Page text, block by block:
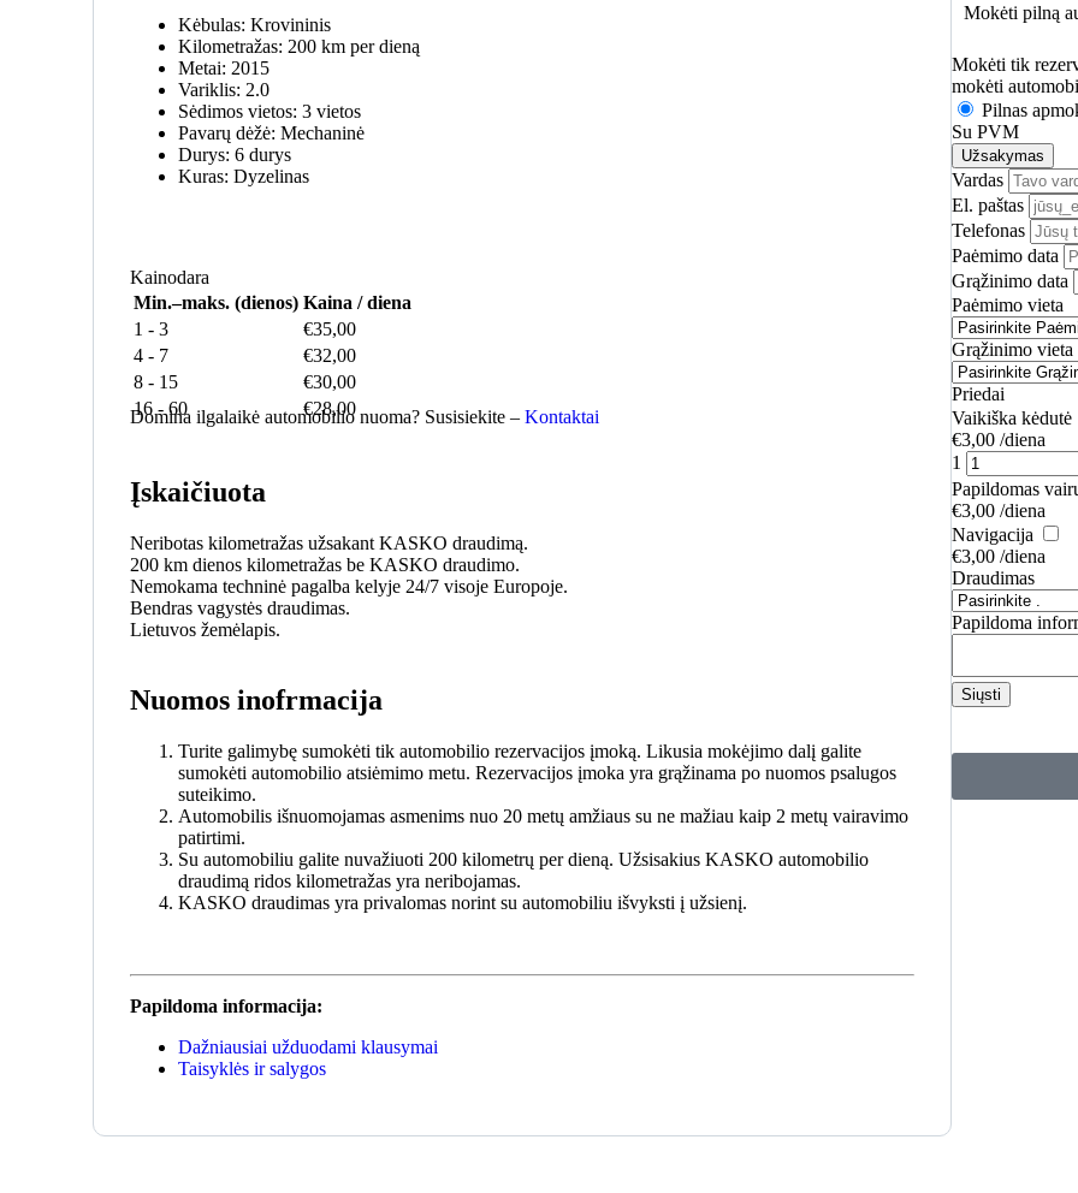
Kėbulas: Krovininis
Kilometražas: 200 km per dieną
Metai: 2015
Variklis: 2.0
Sėdimos vietos: 3 vietos
Pavarų dėžė: Mechaninė
Durys: 6 durys
Kuras: Dyzelinas
Kainodara
Min.–maks. (dienos) Kaina / diena
1 - 3 €35,00
4 - 7 €32,00
8 - 15 €30,00
16 - 60 €28,00
Domina ilgalaikė automobilio nuoma? Susisiekite – Kontaktai
Įskaičiuota
Neribotas kilometražas užsakant KASKO draudimą.
200 km dienos kilometražas be KASKO draudimo.
Nemokama techninė pagalba kelyje 24/7 visoje Europoje.
Bendras vagystės draudimas.
Lietuvos žemėlapis.
Nuomos inofrmacija
Turite galimybę sumokėti tik automobilio rezervacijos įmoką. Likusia mokėjimo dalį galite
sumokėti automobilio atsiėmimo metu. Rezervacijos įmoka yra grąžinama po nuomos psalugos
suteikimo.
Automobilis išnuomojamas asmenims nuo 20 metų amžiaus su ne mažiau kaip 2 metų vairavimo
patirtimi.
Su automobiliu galite nuvažiuoti 200 kilometrų per dieną. Užsisakius KASKO automobilio
draudimą ridos kilometražas yra neribojamas.
KASKO draudimas yra privalomas norint su automobiliu išvyksti į užsienį.
Papildoma informacija:
Dažniausiai užduodami klausymai
Taisyklės ir salygos
Mokėti pilną
Mokėti tik
mokėti
Pilnas
Su PVM
Užsakymas
Vardas
El. paštas
Telefonas
Paėmimo data
Grąžinimo data
Paėmimo vieta
Grąžinimo vieta
Priedai
Vaikiška kėdutė
€3,00 /diena
1
Papildomas
€3,00 /diena
Navigacija
€3,00 /diena
Draudimas
Papildoma
Siųsti